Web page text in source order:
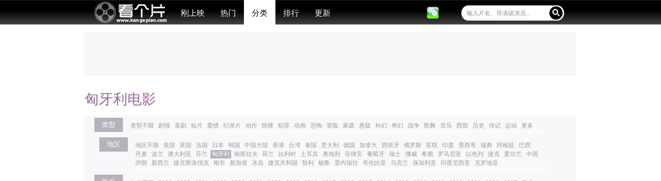
刚上映 热门 分类 排行 更新
匈牙利电影
类型 类型不限 剧情 喜剧 短片 爱情 纪录片 动作 惊悚 犯罪 动画 恐怖 冒险 家庭 悬疑 科幻 奇幻 战争 歌舞 音乐 西部 历史 传记 运动 更多
地区 地区不限 美国 英国 法国 日本 韩国 中国大陆 香港 台湾 泰国 意大利 德国 加拿大 西班牙 俄罗斯 苏联 印度 墨西哥 瑞典 阿根廷
巴西
丹麦
波兰 澳大利亚 芬兰 匈牙利 南斯拉夫 荷兰 比利时 土耳其 奥地利 菲律宾 葡萄牙 瑞士 挪威 希腊 罗马尼亚 以色列 捷克 爱尔兰
中国
伊朗
新西兰 捷克斯洛伐克 南非 新加坡 冰岛 捷克共和国 智利 秘鲁 委内瑞拉 哥伦比亚 乌克兰 保加利亚 印度尼西亚 克罗地亚